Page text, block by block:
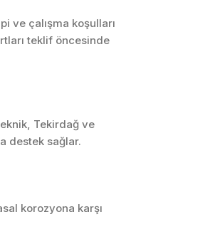
Sistemleri
Sistemleri
ve çalışma koşulları
teklif öncesinde
Tekirdağ ve
destek sağlar.
korozyona karşı